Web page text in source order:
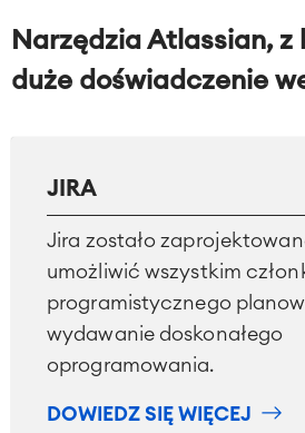
Narzędzia Atlassian, z
duże doświadczenie
JIRA
Jira zostało
umożliwić wszystkim
programistycznego
wydawanie doskonałego
oprogramowania.
DOWIEDZ SIĘ WIĘCEJ